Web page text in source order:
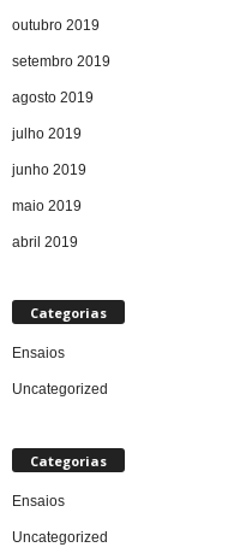
outubro 2019
setembro 2019
agosto 2019
julho 2019
junho 2019
maio 2019
abril 2019
Categorias
Ensaios
Uncategorized
Categorias
Ensaios
Uncategorized